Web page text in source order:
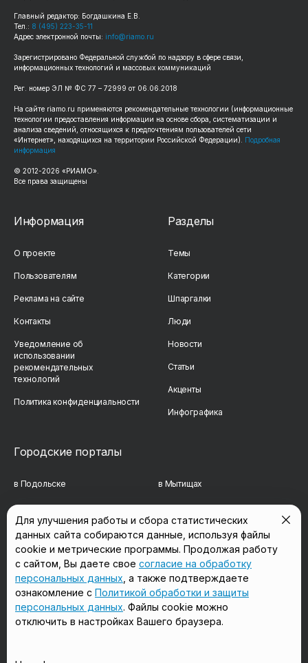
Главный редактор: Богдашкина Е.В.
Тел.: 8 (495) 223-35-11
Адрес электронной почты: info@riamo.ru
Зарегистрировано Федеральной службой по надзору в сфере связи,
информационных технологий и массовых коммуникаций
Рег. номер ЭЛ № ФС 77 – 72999 от 06.06.2018
На сайте riamo.ru применяются рекомендательные технологии (информационные
технологии предоставления информации на основе сбора, систематизации и
анализа сведений, относящихся к предпочтениям пользователей сети
«Интернет», находящихся на территории Российской Федерации). Подробная
информация
© 2012-2026 «РИАМО».
Все права защищены
Информация
О проекте
Пользователям
Реклама на сайте
Контакты
Уведомление об
использовании
рекомендательных
технологий
Политика конфиденциальности
Разделы
Темы
Категории
Шпаргалки
Люди
Новости
Статьи
Акценты
Инфографика
Городские порталы
в Подольске в Мытищах
в Сергиевом Посаде в Люберцах
в Красногорске в Королёве
в Домодедово в Щёлково
Мы в соцсетях
Для улучшения работы и сбора статистических
данных сайта собираются данные, используя файлы
cookie и метрические программы. Продолжая работу
с сайтом, Вы даете свое согласие на обработку
персональных данных , а также подтверждаете
ознакомление с Политикой обработки и защиты
персональных данных. Файлы cookie можно
отключить в настройках Вашего браузера.